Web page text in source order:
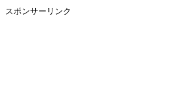
スポンサーリンク